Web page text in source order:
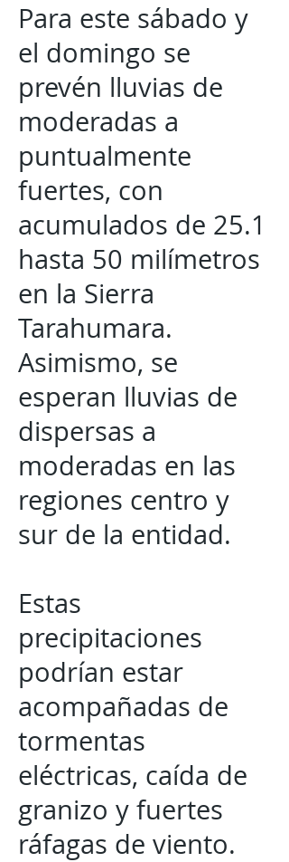
Para este sábado y
el domingo se
prevén lluvias de
moderadas a
puntualmente
fuertes, con
acumulados de 25.1
hasta 50 milímetros
en la Sierra
Tarahumara.
Asimismo, se
esperan lluvias de
dispersas a
moderadas en las
regiones centro y
sur de la entidad.
Estas
precipitaciones
podrían estar
acompañadas de
tormentas
eléctricas, caída de
granizo y fuertes
ráfagas de viento.